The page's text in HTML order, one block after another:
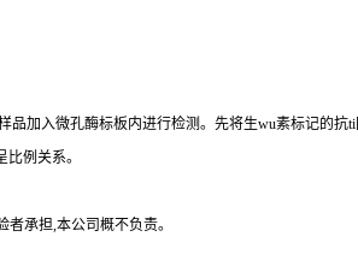
品加入微孔酶标板内进行检测。先将生wu素标记的抗ti
例关系。
承担,本公司概不负责。